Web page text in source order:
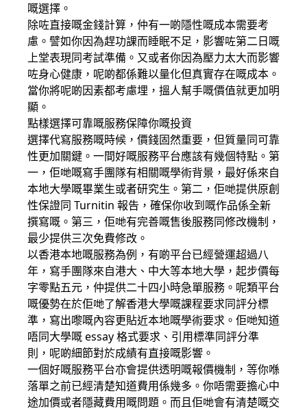
嘅選擇。
除咗直接嘅金錢計算，仲有一啲隱性嘅成本需要考
慮。譬如你因為趕功課而睡眠不足，影響咗第二日嘅
上堂表現同考試準備。又或者你因為壓力太大而影響
咗身心健康，呢啲都係難以量化但真實存在嘅成本。
當你將呢啲因素都考慮埋，搵人幫手嘅價值就更加明
顯。
點樣選擇可靠嘅服務保障你嘅投資
選擇代寫服務嘅時候，價錢固然重要，但質量同可靠
性更加關鍵。一間好嘅服務平台應該有幾個特點。第
一，佢哋嘅寫手團隊有相關嘅學術背景，最好係來自
本地大學嘅畢業生或者研究生。第二，佢哋提供原創
性保證同 Turnitin 報告，確保你收到嘅作品係全新
撰寫嘅。第三，佢哋有完善嘅售後服務同修改機制，
最少提供三次免費修改。
以香港本地嘅服務為例，有啲平台已經營運超過八
年，寫手團隊來自港大、中大等本地大學，起步價每
字零點五元，仲提供二十四小時急單服務。呢類平台
嘅優勢在於佢哋了解香港大學嘅課程要求同評分標
準，寫出嚟嘅內容更貼近本地嘅學術要求。佢哋知道
唔同大學嘅 essay 格式要求、引用標準同評分準
則，呢啲細節對於成績有直接嘅影響。
一個好嘅服務平台亦會提供透明嘅報價機制，等你喺
落單之前已經清楚知道費用係幾多。你唔需要擔心中
途加價或者隱藏費用嘅問題。而且佢哋會有清楚嘅交